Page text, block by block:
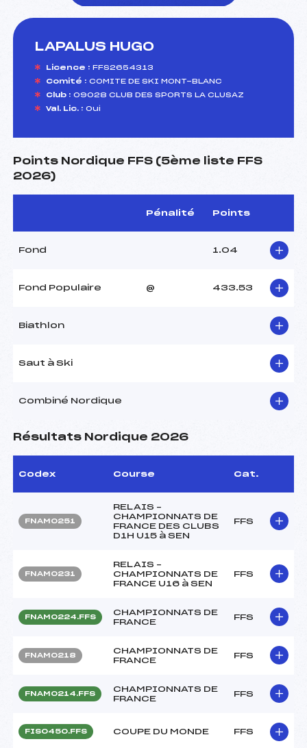
LAPALUS HUGO
Licence : FFS2654313
Comité : COMITE DE SKI MONT-BLANC
Club : 09028 CLUB DES SPORTS LA CLUSAZ
Val. Lic. : Oui
Points Nordique FFS (5ème liste FFS
2026)
Pénalité Points
Fond 1.04
Fond Populaire @ 433.53
Biathlon
Saut à Ski
Combiné Nordique
Résultats Nordique 2026
Codex Course Cat.
FNAM0251
RELAIS –
CHAMPIONNATS DE
FRANCE DES CLUBS
D1H U15 à SEN
FFS
FNAM0231
RELAIS –
CHAMPIONNATS DE
FRANCE U16 à SEN
FFS
FNAM0224.FFS
CHAMPIONNATS DE
FRANCE
FFS
FNAM0218
CHAMPIONNATS DE
FRANCE
FFS
FNAM0214.FFS
CHAMPIONNATS DE
FRANCE
FFS
FIS0450.FFS COUPE DU MONDE FFS